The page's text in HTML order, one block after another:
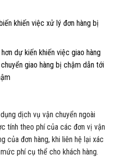
khiến việc xử lý đơn hàng bị
dự kiến khiến việc giao hàng
giao hàng bị chậm dẫn tới
dịch vụ vận chuyển ngoài
tính theo phí của các đơn vị vận
của đơn hàng, khi liên hệ lại xác
phí cụ thể cho khách hàng.